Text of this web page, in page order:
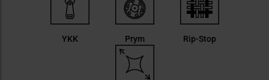
YKK Prym Rip-Stop